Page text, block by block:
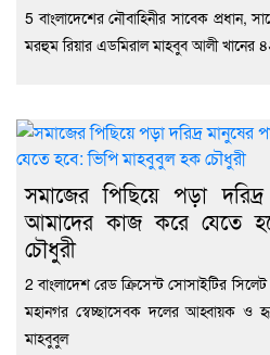
5 বাংলাদেশের নৌবাহিনীর সাবেক প্রধান,
মরহুম রিয়ার এডমিরাল মাহবুব আলী খানের
সমাজের পিছিয়ে পড়া
আমাদের কাজ করে যেতে
চৌধুরী
2 বাংলাদেশ রেড ক্রিসেন্ট সোসাইটির
মহানগর স্বেচ্ছাসেবক দলের আহ্বায়ক ও
মাহবুবুল